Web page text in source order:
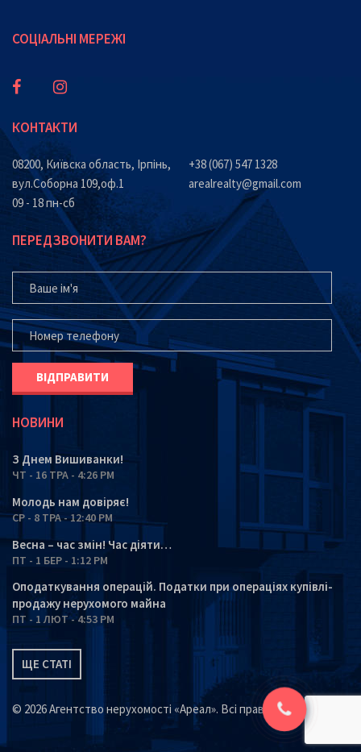
СОЦІАЛЬНІ МЕРЕЖІ
КОНТАКТИ
08200, Київска область, Ірпінь,
вул.Соборна 109,оф.1
09 - 18 пн-сб
+38 (067) 547 1328
arealrealty@gmail.com
ПЕРЕДЗВОНИТИ ВАМ?
ВАШЕ ІМ'Я
ВАШ ТЕЛЕФОН*
НОВИНИ
З Днем Вишиванки!
ЧТ - 16 ТРА - 4:26 PM
Молодь нам довіряє!
СР - 8 ТРА - 12:40 PM
Весна – час змін! Час діяти…
ПТ - 1 БЕР - 1:12 PM
Оподаткування операцій. Податки при операціях купівлі-
продажу нерухомого майна
ПТ - 1 ЛЮТ - 4:53 PM
ЩЕ СТАТІ
© 2026 Агентство нерухомості «Ареал». Всі права захищені.